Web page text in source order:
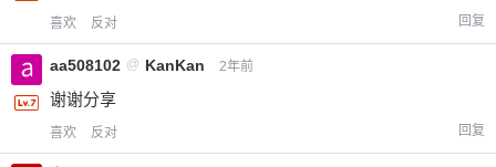
喜欢 反对 回复
aa508102 @ KanKan 2年前
谢谢分享
喜欢 反对 回复